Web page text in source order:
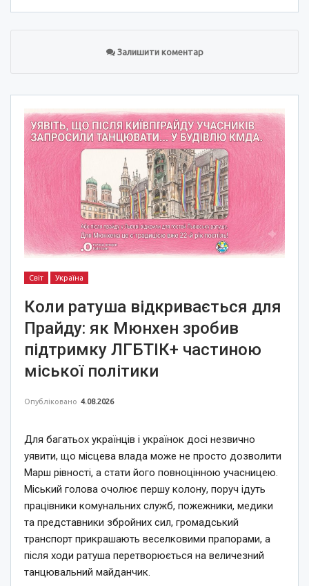
Залишити коментар
Світ Україна
Коли ратуша відкривається для
Прайду: як Мюнхен зробив
підтримку ЛГБТІК+ частиною
міської політики
Опубліковано 4.08.2026
Для багатьох українців і українок досі незвично
уявити, що місцева влада може не просто дозволити
Марш рівності, а стати його повноцінною учасницею.
Міський голова очолює першу колону, поруч ідуть
працівники комунальних служб, пожежники, медики
та представники збройних сил, громадський
транспорт прикрашають веселковими прапорами, а
після ходи ратуша перетворюється на величезний
танцювальний майданчик.